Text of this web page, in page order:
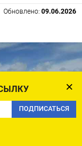
ПОДПИСАТЬСЯ
Обновлено: 09.06.2026